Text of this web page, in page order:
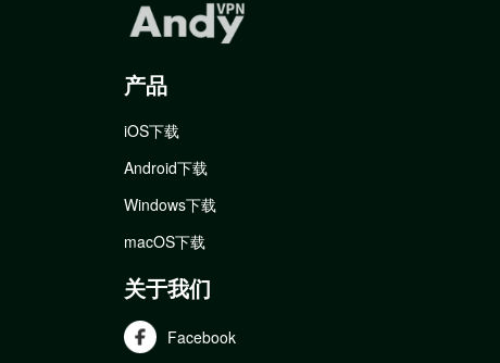
产品
iOS下载
Android下载
Windows下载
macOS下载
关于我们
Facebook